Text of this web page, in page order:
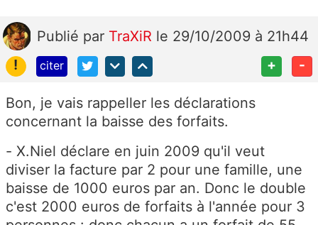
Publié par TraXiR le 29/10/2009 à 21h44
!
citer + -
Bon, je vais rappeller les déclarations
concernant la baisse des forfaits.
- X.Niel déclare en juin 2009 qu'il veut
diviser la facture par 2 pour une famille, une
baisse de 1000 euros par an. Donc le double
c'est 2000 euros de forfaits à l'année pour 3